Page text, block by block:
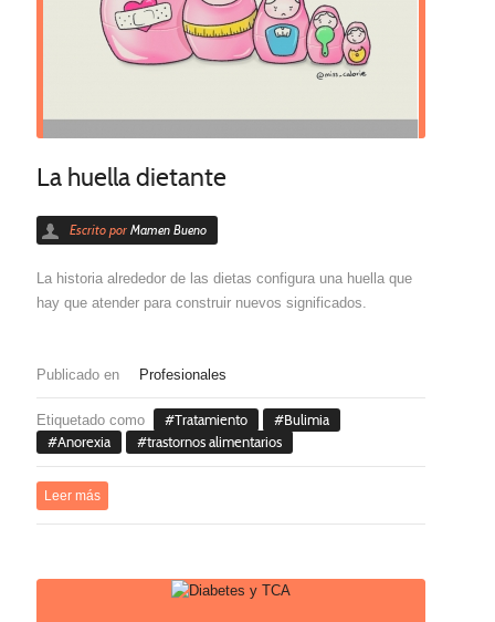
La huella dietante
Escrito por Mamen Bueno
La historia alrededor de las dietas configura una huella que
hay que atender para construir nuevos significados.
Publicado en Profesionales
Etiquetado como Tratamiento
Bulimia
Anorexia
trastornos alimentarios
Leer más